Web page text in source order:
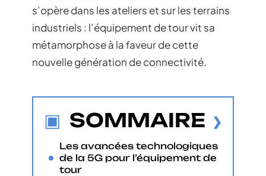
s’opère dans les ateliers et sur les terrains
industriels : l’équipement de tour vit sa
métamorphose à la faveur de cette
nouvelle génération de connectivité.
SOMMAIRE
Les avancées technologiques
de la 5G pour l’équipement de
tour